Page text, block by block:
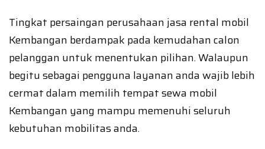
Tingkat persaingan perusahaan jasa rental mobil
Kembangan berdampak pada kemudahan calon
pelanggan untuk menentukan pilihan. Walaupun
begitu sebagai pengguna layanan anda wajib lebih
cermat dalam memilih tempat sewa mobil
Kembangan yang mampu memenuhi seluruh
kebutuhan mobilitas anda.